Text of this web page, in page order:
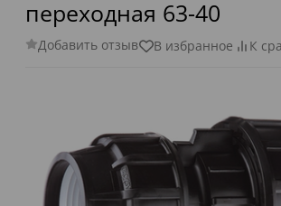
переходная 63-40
Добавить отзыв В избранное К